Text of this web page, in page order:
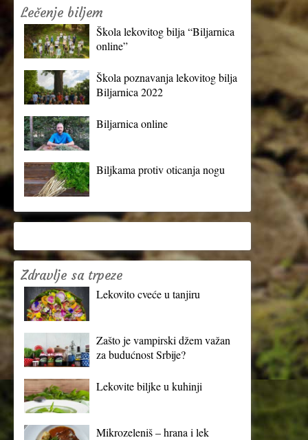
Lečenje biljem
Škola lekovitog bilja “Biljarnica
online”
Škola poznavanja lekovitog bilja
Biljarnica 2022
Biljarnica online
Biljkama protiv oticanja nogu
Zdravlje sa trpeze
Lekovito cveće u tanjiru
Zašto je vampirski džem važan
za budućnost Srbije?
Lekovite biljke u kuhinji
Mikrozeleniš – hrana i lek